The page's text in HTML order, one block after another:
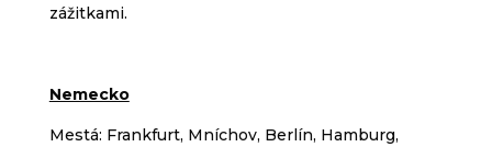
zážitkami.
Nemecko
Mestá: Frankfurt, Mníchov, Berlín, Hamburg,